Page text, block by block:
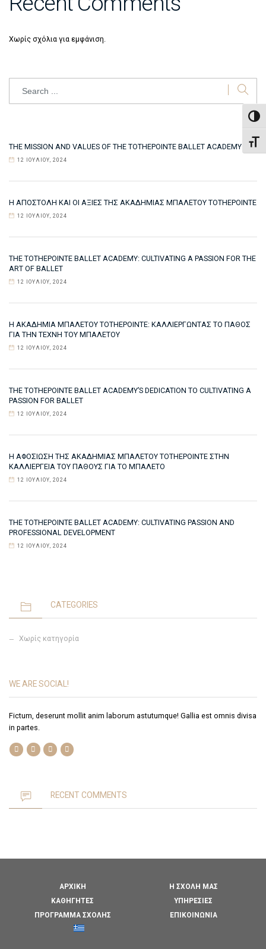
Χωρίς σχόλια για εμφάνιση.
THE MISSION AND VALUES OF THE TOTHEPOINTE BALLET ACADEMY
12 ΙΟΥΛΊΟΥ, 2024
Η ΑΠΟΣΤΟΛΉ ΚΑΙ ΟΙ ΑΞΊΕΣ ΤΗΣ ΑΚΑΔΗΜΊΑΣ ΜΠΑΛΈΤΟΥ TOTHEPOINTE
12 ΙΟΥΛΊΟΥ, 2024
THE TOTHEPOINTE BALLET ACADEMY: CULTIVATING A PASSION FOR THE
ART OF BALLET
12 ΙΟΥΛΊΟΥ, 2024
Η ΑΚΑΔΗΜΊΑ ΜΠΑΛΈΤΟΥ TOTHEPOINTE: ΚΑΛΛΙΕΡΓΏΝΤΑΣ ΤΟ ΠΆΘΟΣ
ΓΙΑ ΤΗΝ ΤΈΧΝΗ ΤΟΥ ΜΠΑΛΈΤΟΥ
12 ΙΟΥΛΊΟΥ, 2024
THE TOTHEPOINTE BALLET ACADEMY’S DEDICATION TO CULTIVATING A
PASSION FOR BALLET
12 ΙΟΥΛΊΟΥ, 2024
Η ΑΦΟΣΊΩΣΗ ΤΗΣ ΑΚΑΔΗΜΊΑΣ ΜΠΑΛΈΤΟΥ TOTHEPOINTE ΣΤΗΝ
ΚΑΛΛΙΈΡΓΕΙΑ ΤΟΥ ΠΆΘΟΥΣ ΓΙΑ ΤΟ ΜΠΑΛΈΤΟ
12 ΙΟΥΛΊΟΥ, 2024
THE TOTHEPOINTE BALLET ACADEMY: CULTIVATING PASSION AND
PROFESSIONAL DEVELOPMENT
12 ΙΟΥΛΊΟΥ, 2024
CATEGORIES
Χωρίς κατηγορία
WE ARE SOCIAL!
Fictum, deserunt mollit anim laborum astutumque! Gallia est omnis divisa
in partes.
RECENT COMMENTS
ΑΡΧΙΚΉ
Η ΣΧΟΛΉ ΜΑΣ
ΚΑΘΗΓΗΤΈΣ
ΥΠΗΡΕΣΊΕΣ
ΠΡΌΓΡΑΜΜΑ ΣΧΟΛΉΣ
ΕΠΙΚΟΙΝΩΝΊΑ